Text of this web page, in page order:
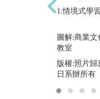
1.情境式學
圖解:商業文
教室
版權:照片歸
日系辦所有